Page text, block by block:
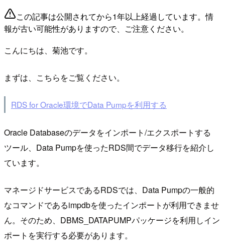
この記事は公開されてから1年以上経過しています。情
報が古い可能性がありますので、ご注意ください。
こんにちは、菊池です。
まずは、こちらをご覧ください。
RDS for Oracle環境でData Pumpを利用する
Oracle Databaseのデータをインポート/エクスポートする
ツール、Data Pumpを使ったRDS間でデータ移行を紹介し
ています。
マネージドサービスであるRDSでは、Data Pumpの一般的
なコマンドであるimpdbを使ったインポートが利用できませ
ん。そのため、DBMS_DATAPUMPパッケージを利用しイン
ポートを実行する必要があります。